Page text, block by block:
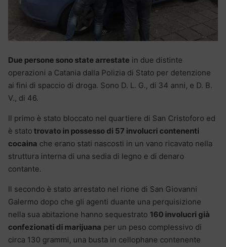
Due persone sono state arrestate in due distinte
operazioni a Catania dalla Polizia di Stato per detenzione
ai fini di spaccio di droga. Sono D. L. G., di 34 anni, e D. B.
V., di 46.
Il primo è stato bloccato nel quartiere di San Cristoforo ed
è stato trovato in possesso di 57 involucri contenenti
cocaina che erano stati nascosti in un vano ricavato nella
struttura interna di una sedia di legno e di denaro
contante.
Il secondo è stato arrestato nel rione di San Giovanni
Galermo dopo che gli agenti duante una perquisizione
nella sua abitazione hanno sequestrato 160 involucri già
confezionati di marijuana per un peso complessivo di
circa 130 grammi, una busta in cellophane contenente